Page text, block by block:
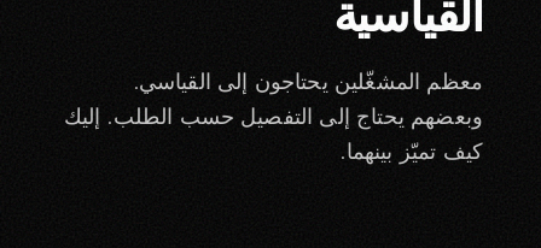
معظم المشغّلين يحتاجون إلى القياسي.
وبعضهم يحتاج إلى التفصيل حسب الطلب. إليك
كيف تميّز بينهما.